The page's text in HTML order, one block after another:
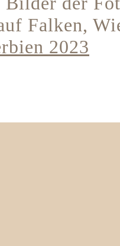
Falken,
2023